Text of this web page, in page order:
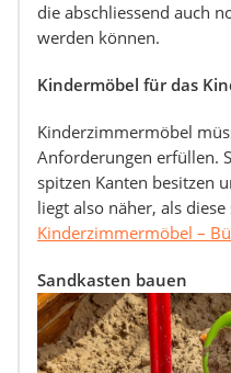
die abschliessend auch
werden können.
Kindermöbel für das
Kinderzimmermöbel
Anforderungen erfüllen.
spitzen Kanten besitzen
liegt also näher, als
Kinderzimmermöbel –
Sandkasten bauen